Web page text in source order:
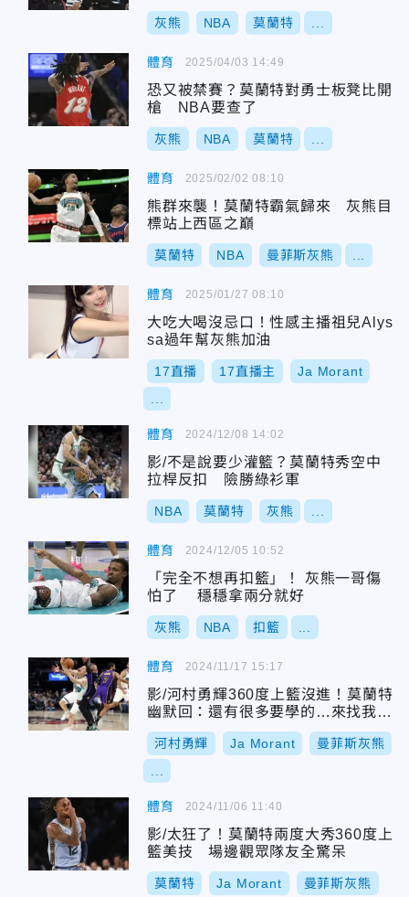
灰熊 NBA 莫蘭特
體育
恐又被禁賽？莫蘭特對勇士板凳比開
槍 NBA要查了
灰熊 NBA 莫蘭特
2025/04/03 14:49
體育
熊群來襲！莫蘭特霸氣歸來 灰熊目
標站上西區之巔
莫蘭特 NBA 曼菲斯灰熊
2025/02/02 08:10
體育
大吃大喝沒忌口！性感主播祖兒Alys
sa過年幫灰熊加油
17直播 17直播主 Ja Morant
2025/01/27 08:10
體育
影/不是說要少灌籃？莫蘭特秀空中
拉桿反扣 險勝綠衫軍
NBA 莫蘭特 灰熊
2024/12/08 14:02
體育
「完全不想再扣籃」！ 灰熊一哥傷
怕了 穩穩拿兩分就好
灰熊 NBA 扣籃
2024/12/05 10:52
體育
影/河村勇輝360度上籃沒進！莫蘭特
幽默回：還有很多要學的…來找我上
課吧
河村勇輝 Ja Morant 曼菲斯灰熊
2024/11/17 15:17
體育
影/太狂了！莫蘭特兩度大秀360度上
籃美技 場邊觀眾隊友全驚呆
莫蘭特 Ja Morant 曼菲斯灰熊
2024/11/06 11:40